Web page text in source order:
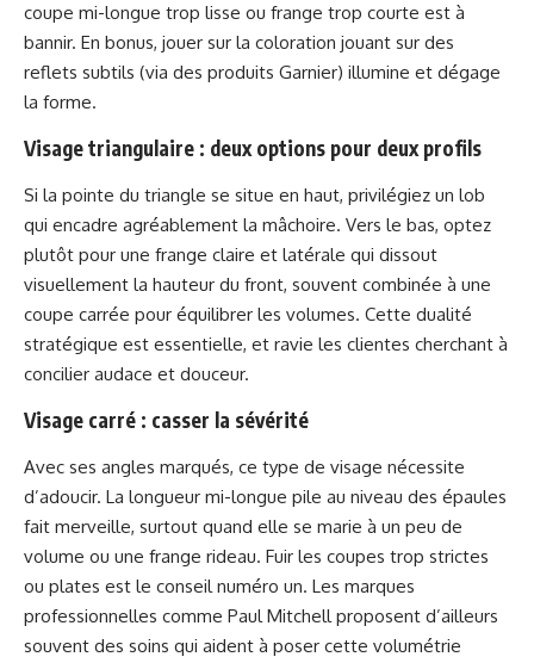
coupe mi-longue trop lisse ou frange trop courte est à
bannir. En bonus, jouer sur la coloration jouant sur des
reflets subtils (via des produits Garnier) illumine et dégage
la forme.
Visage triangulaire : deux options pour deux profils
Si la pointe du triangle se situe en haut, privilégiez un lob
qui encadre agréablement la mâchoire. Vers le bas, optez
plutôt pour une frange claire et latérale qui dissout
visuellement la hauteur du front, souvent combinée à une
coupe carrée pour équilibrer les volumes. Cette dualité
stratégique est essentielle, et ravie les clientes cherchant à
concilier audace et douceur.
Visage carré : casser la sévérité
Avec ses angles marqués, ce type de visage nécessite
d’adoucir. La longueur mi-longue pile au niveau des épaules
fait merveille, surtout quand elle se marie à un peu de
volume ou une frange rideau. Fuir les coupes trop strictes
ou plates est le conseil numéro un. Les marques
professionnelles comme Paul Mitchell proposent d’ailleurs
souvent des soins qui aident à poser cette volumétrie